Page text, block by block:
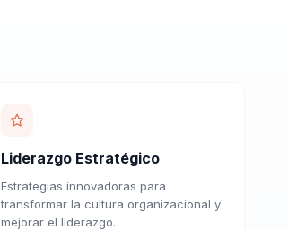
Liderazgo Estratégico
Estrategias innovadoras para
transformar la cultura organizacional y
mejorar el liderazgo.